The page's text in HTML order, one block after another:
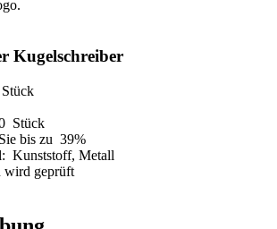
Kugelschreiber
Stück
bis zu 39%
Kunststoff, Metall
wird geprüft